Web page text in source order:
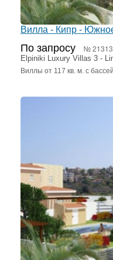
Вилла - Кипр -
По запросу №
Elpiniki Luxury Villas 3 -
Виллы от 117 кв. м. с